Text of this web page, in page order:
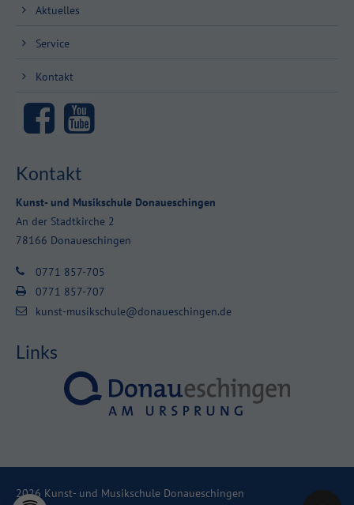
Aktuelles
Service
Kontakt
Kontakt
Kunst- und Musikschule Donaueschingen
An der Stadtkirche 2
78166 Donaueschingen
0771 857-705
0771 857-707
kunst-musikschule@donaueschingen.de
Links
2026 Kunst- und Musikschule Donaueschingen